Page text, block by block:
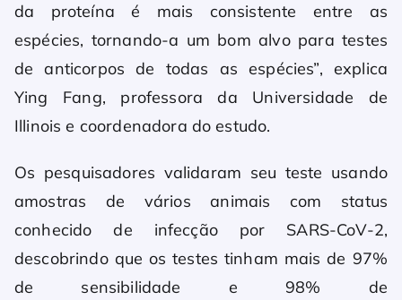
da proteína é mais consistente entre as
espécies, tornando-a um bom alvo para testes
de anticorpos de todas as espécies”, explica
Ying Fang, professora da Universidade de
Illinois e coordenadora do estudo.
Os pesquisadores validaram seu teste usando
amostras de vários animais com status
conhecido de infecção por SARS-CoV-2,
descobrindo que os testes tinham mais de 97%
de sensibilidade e 98% de